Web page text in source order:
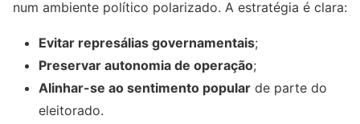
num ambiente político polarizado. A estratégia é clara:
Evitar represálias governamentais;
Preservar autonomia de operação;
Alinhar-se ao sentimento popular de parte do
eleitorado.